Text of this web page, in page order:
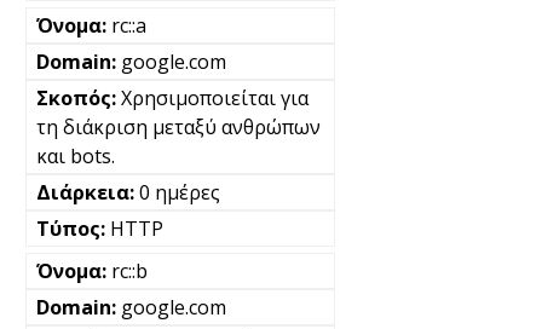
rc::a
google.com
Χρησιμοποιείται για
τη διάκριση μεταξύ ανθρώπων
και bots.
0 ημέρες
HTTP
rc::b
google.com